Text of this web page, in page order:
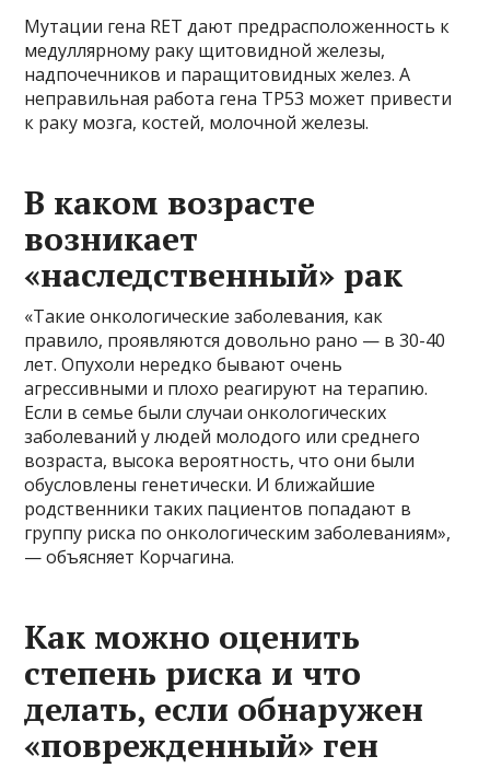
Мутации гена RET дают предрасположенность к
медуллярному раку щитовидной железы,
надпочечников и паращитовидных желез. А
неправильная работа гена TP53 может привести
к раку мозга, костей, молочной железы.
В каком возрасте
возникает
«наследственный» рак
«Такие онкологические заболевания, как
правило, проявляются довольно рано — в 30-40
лет. Опухоли нередко бывают очень
агрессивными и плохо реагируют на терапию.
Если в семье были случаи онкологических
заболеваний у людей молодого или среднего
возраста, высока вероятность, что они были
обусловлены генетически. И ближайшие
родственники таких пациентов попадают в
группу риска по онкологическим заболеваниям»,
— объясняет Корчагина.
Как можно оценить
степень риска и что
делать, если обнаружен
«поврежденный» ген